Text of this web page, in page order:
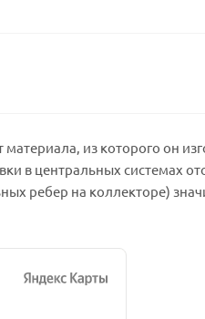
из которого он
в центральных системах
ребер на коллекторе)